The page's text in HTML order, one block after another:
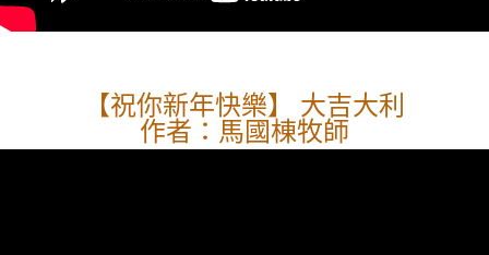
【祝你新年快樂】 大吉大利
作者：馬國棟牧師